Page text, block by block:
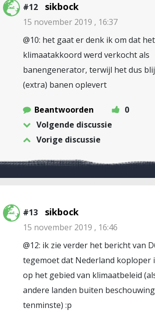
#12 sikbock
15 november 2019 , 16:37
@10: het gaat er denk ik om dat het
klimaatakkoord werd verkocht als
banengenerator, terwijl het dus
(extra) banen oplevert
Beantwoorden
0
Volgende discussie
Vorige discussie
#13 sikbock
15 november 2019 , 16:46
@12: ik zie verder het bericht van
tegemoet dat Nederland koploper
op het gebied van klimaatbeleid
andere landen buiten
tenminste) :p